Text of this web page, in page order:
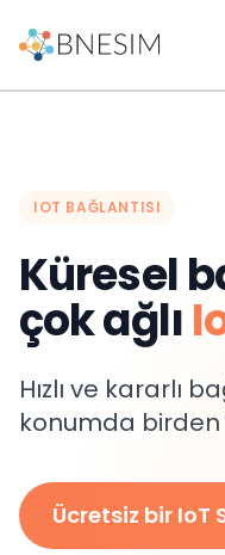
IOT BAĞLANTISI
Küresel
çok ağlı
Hızlı ve kararlı
konumda
Ücretsiz bir IoT